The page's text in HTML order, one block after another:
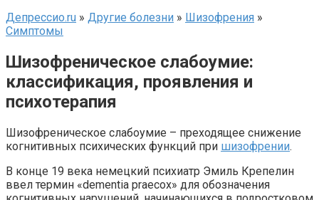
Депрессио.ru » Другие болезни » Шизофрения »
Симптомы
Шизофреническое слабоумие:
классификация, проявления и
психотерапия
Шизофреническое слабоумие – преходящее снижение
когнитивных психических функций при шизофрении.
В конце 19 века немецкий психиатр Эмиль Крепелин
ввел термин «dementia praecox» для обозначения